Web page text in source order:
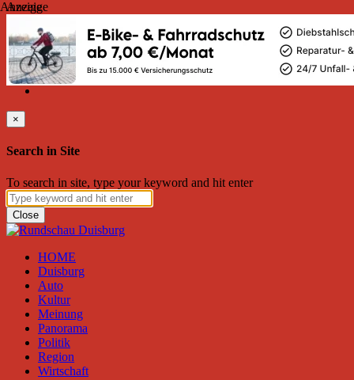
Samstag, August 08, 2026
Friend on Facebook Follow on Twitter
Subscribe to RSS
Search
×
Search in Site
To search in site, type your keyword and hit enter
Close
HOME
Duisburg
Auto
Kultur
Meinung
Panorama
Politik
Region
Wirtschaft
Anzeige
Anzeige